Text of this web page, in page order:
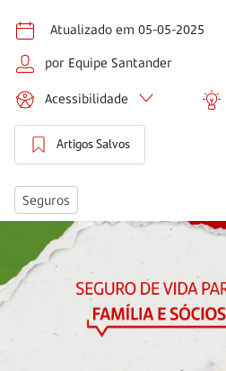
Atualizado em 05-05-2025
por Equipe Santander
Acessibilidade
Artigos Salvos
Seguros